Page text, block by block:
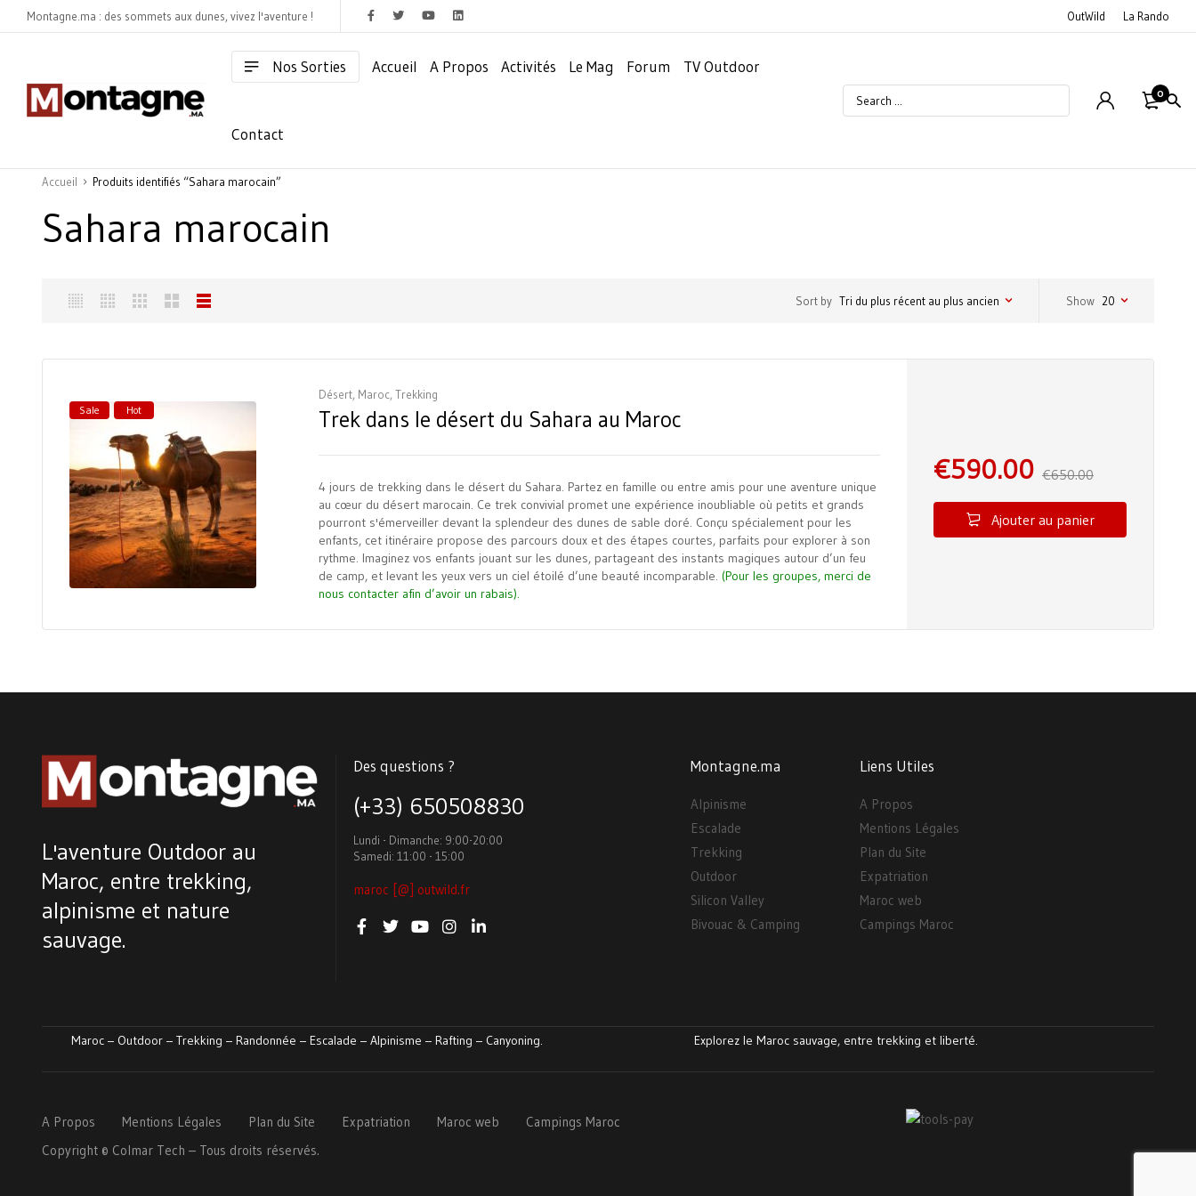
Montagne.ma : des sommets aux dunes, vivez l'aventure ! OutWild La Rando
Nos Sorties Accueil A Propos Activités Le Mag Forum TV Outdoor
Contact
0
Accueil Produits identifiés “Sahara marocain”
Sahara marocain
Sort by Tri du plus récent au plus ancien Show 20
Sale Hot
Désert, Maroc, Trekking
Trek dans le désert du Sahara au Maroc
4 jours de trekking dans le désert du Sahara. Partez en famille ou entre amis pour une aventure unique
au cœur du désert marocain. Ce trek convivial promet une expérience inoubliable où petits et grands
pourront s'émerveiller devant la splendeur des dunes de sable doré. Conçu spécialement pour les
enfants, cet itinéraire propose des parcours doux et des étapes courtes, parfaits pour explorer à son
rythme. Imaginez vos enfants jouant sur les dunes, partageant des instants magiques autour d’un feu
de camp, et levant les yeux vers un ciel étoilé d’une beauté incomparable. (Pour les groupes, merci de
nous contacter afin d’avoir un rabais).
€650.00
€590.00
Ajouter au panier
L'aventure Outdoor au
Maroc, entre trekking,
alpinisme et nature
sauvage.
Des questions ?
(+33) 650508830
Lundi - Dimanche: 9:00-20:00
Samedi: 11:00 - 15:00
maroc [@] outwild.fr
Montagne.ma
Alpinisme
Escalade
Trekking
Outdoor
Silicon Valley
Bivouac & Camping
Liens Utiles
A Propos
Mentions Légales
Plan du Site
Expatriation
Maroc web
Campings Maroc
Maroc – Outdoor – Trekking – Randonnée – Escalade – Alpinisme – Rafting – Canyoning. Explorez le Maroc sauvage, entre trekking et liberté.
A Propos Mentions Légales Plan du Site Expatriation Maroc web
Campings Maroc
Copyright © Colmar Tech – Tous droits réservés.